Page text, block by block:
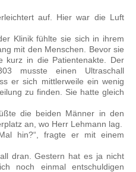
auf. Hier war die Luft
Klinik fühlte sie sich in ihrem
mit den Menschen. Bevor sie
kurz in die Patientenakte. Der
musste einen Ultraschall
er sich mittlerweile ein wenig
zu finden. Sie hatte gleich
die beiden Männer in den
an, wo Herr Lehmann lag.
hin?“, fragte er mit einem
dran. Gestern hat es ja nicht
noch einmal entschuldigen